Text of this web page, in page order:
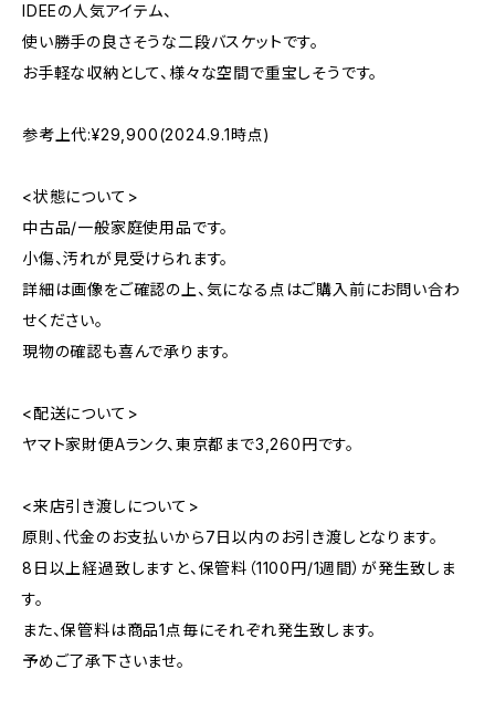
IDEEの人気アイテム、
使い勝手の良さそうな二段バスケットです。
お手軽な収納として、様々な空間で重宝しそうです。
参考上代:¥29,900(2024.9.1時点)
<状態について>
中古品/一般家庭使用品です。
小傷、汚れが見受けられます。
詳細は画像をご確認の上、気になる点はご購入前にお問い合わ
せください。
現物の確認も喜んで承ります。
<配送について>
ヤマト家財便Aランク、東京都まで3,260円です。
<来店引き渡しについて>
原則、代金のお支払いから7日以内のお引き渡しとなります。
8日以上経過致しますと、保管料（1100円/1週間）が発生致しま
す。
また、保管料は商品1点毎にそれぞれ発生致します。
予めご了承下さいませ。